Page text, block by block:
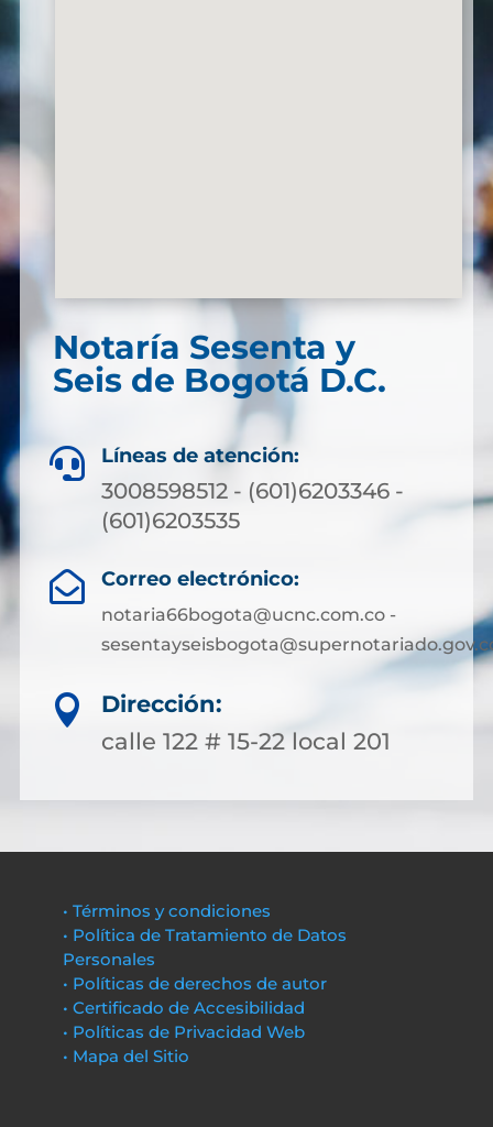
Notaría Sesenta y
Seis de Bogotá D.C.
 Líneas de atención:
3008598512 - (601)6203346 -
(601)6203535
 Correo electrónico:
notaria66bogota@ucnc.com.co -

Dirección:
calle 122 # 15-22 local 201
• Términos y condiciones
• Política de Tratamiento de Datos
Personales
• Políticas de derechos de autor
• Certificado de Accesibilidad
• Políticas de Privacidad Web
• Mapa del Sitio